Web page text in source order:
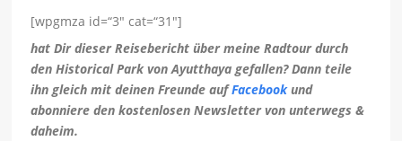
[wpgmza id=“3″ cat=“31″]
hat Dir dieser Reisebericht über meine Radtour durch
den Historical Park von Ayutthaya gefallen? Dann teile
ihn gleich mit deinen Freunde aufFacebookund
abonniere den kostenlosen Newsletter von unterwegs &
daheim.